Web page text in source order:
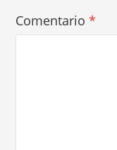
Comentario*